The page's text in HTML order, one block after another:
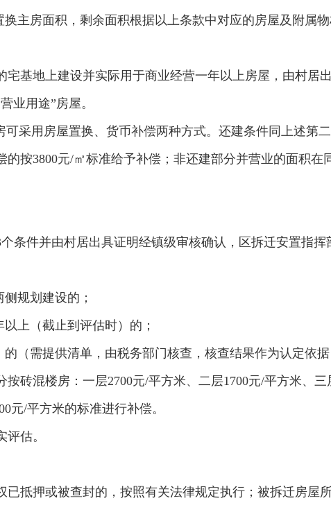
主房面积，剩余面积根据以上条款中对应的房屋及附属物
宅基地上建设并实际用于商业经营一年以上房屋，由村居
业用途”房屋。
可采用房屋置换、货币补偿两种方式。还建条件同上述第
的按3800元/㎡标准给予补偿；非还建部分并营业的面积
条件并由村居出具证明经镇级审核确认，区拆迁安置指
规划建设的；
上（截止到评估时）的；
（需提供清单，由税务部门核查，核查结果作为认定依据
砖混楼房：一层2700元/平方米、二层1700元/平方米、
元/平方米的标准进行补偿。
估。
已抵押或被查封的，按照有关法律规定执行；被拆迁房屋